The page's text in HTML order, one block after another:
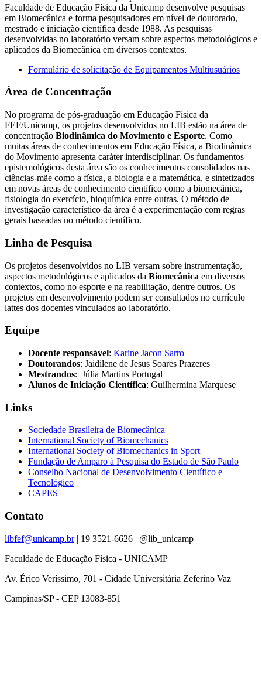
Faculdade de Educação Física da Unicamp desenvolve pesquisas
em Biomecânica e forma pesquisadores em nível de doutorado,
mestrado e iniciação científica desde 1988. As pesquisas
desenvolvidas no laboratório versam sobre aspectos metodológicos e
aplicados da Biomecânica em diversos contextos.
Formulário de solicitação de Equipamentos Multiusuários
Área de Concentração
No programa de pós-graduação em Educação Física da
FEF/Unicamp, os projetos desenvolvidos no LIB estão na área de
concentração Biodinâmica do Movimento e Esporte. Como
muitas áreas de conhecimentos em Educação Física, a Biodinâmica
do Movimento apresenta caráter interdisciplinar. Os fundamentos
epistemológicos desta área são os conhecimentos consolidados nas
ciências-mãe como a física, a biologia e a matemática, e sintetizados
em novas áreas de conhecimento científico como a biomecânica,
fisiologia do exercício, bioquímica entre outras. O método de
investigação característico da área é a experimentação com regras
gerais baseadas no método científico.
Linha de Pesquisa
Os projetos desenvolvidos no LIB versam sobre instrumentação,
aspectos metodológicos e aplicados da Biomecânica em diversos
contextos, como no esporte e na reabilitação, dentre outros. Os
projetos em desenvolvimento podem ser consultados no currículo
lattes dos docentes vinculados ao laboratório.
Equipe
Docente responsável: Karine Jacon Sarro
Doutorandos: Jaidilene de Jesus Soares Prazeres
Mestrandos: Júlia Martins Portugal
Alunos de Iniciação Científica: Guilhermina Marquese
Links
Sociedade Brasileira de Biomecânica
International Society of Biomechanics
International Society of Biomechanics in Sport
Fundação de Amparo à Pesquisa do Estado de São Paulo
Conselho Nacional de Desenvolvimento Científico e
Tecnológico
CAPES
Contato
libfef@unicamp.br| 19 3521-6626 | @lib_unicamp
Faculdade de Educação Física - UNICAMP
Av. Érico Veríssimo, 701 - Cidade Universitária Zeferino Vaz
Campinas/SP - CEP 13083-851